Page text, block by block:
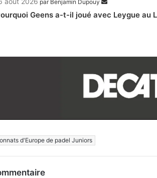
par Benjamin Dupouy
Geens a-t-il joué avec Leygue au
d'Europe de padel Juniors